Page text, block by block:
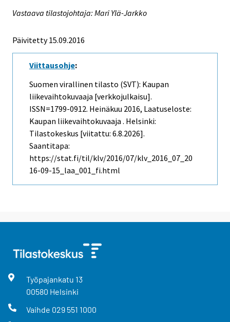
Vastaava tilastojohtaja: Mari Ylä-Jarkko
Päivitetty 15.09.2016
Viittausohje:
Suomen virallinen tilasto (SVT): Kaupan
liikevaihtokuvaaja [verkkojulkaisu].
ISSN=1799-0912. Heinäkuu 2016, Laatuseloste:
Kaupan liikevaihtokuvaaja . Helsinki:
Tilastokeskus [viitattu: 6.8.2026].
Saantitapa:
https://stat.fi/til/klv/2016/07/klv_2016_07_20
16-09-15_laa_001_fi.html
Työpajankatu 13
00580 Helsinki
Vaihde 029 551 1000